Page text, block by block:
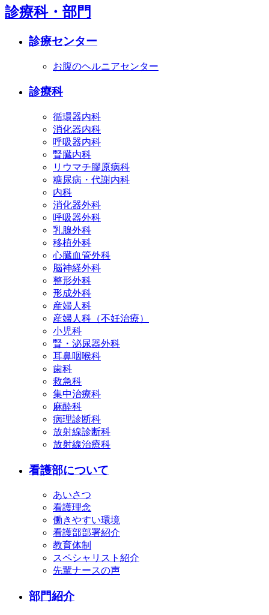
診療科・部門
診療センター
お腹のヘルニアセンター
診療科
循環器内科
消化器内科
呼吸器内科
腎臓内科
リウマチ膠原病科
糖尿病・代謝内科
内科
消化器外科
呼吸器外科
乳腺外科
移植外科
心臓血管外科
脳神経外科
整形外科
形成外科
産婦人科
産婦人科（不妊治療）
小児科
腎・泌尿器外科
耳鼻咽喉科
歯科
救急科
集中治療科
麻酔科
病理診断科
放射線診断科
放射線治療科
看護部について
あいさつ
看護理念
働きやすい環境
看護部部署紹介
教育体制
スペシャリスト紹介
先輩ナースの声
部門紹介